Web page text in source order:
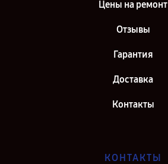
Цены на ремонт
Отзывы
Гарантия
Доставка
Контакты
КОНТАКТЫ